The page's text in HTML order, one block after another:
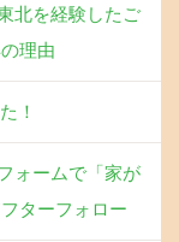
北を経験したご
理由
！
ォームで「家が
ターフォロー